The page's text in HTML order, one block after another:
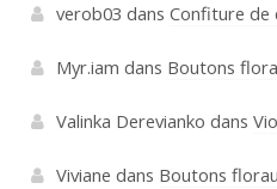
verob03 dans Confiture de
Myr.iam dans Boutons
Valinka Derevianko dans
Viviane dans Boutons